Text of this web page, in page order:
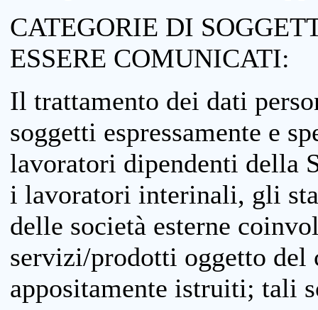
CATEGORIE DI
ESSERE COMUNICATI:
Il trattamento dei dati
soggetti espressamente e
lavoratori dipendenti della
i lavoratori interinali, gli
delle società esterne
servizi/prodotti oggetto
appositamente istruiti; tali